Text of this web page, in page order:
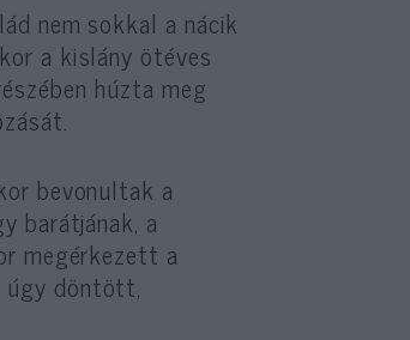
nem sokkal a nácik
a kislány ötéves
húzta meg
bevonultak a
barátjának, a
megérkezett a
úgy döntött,